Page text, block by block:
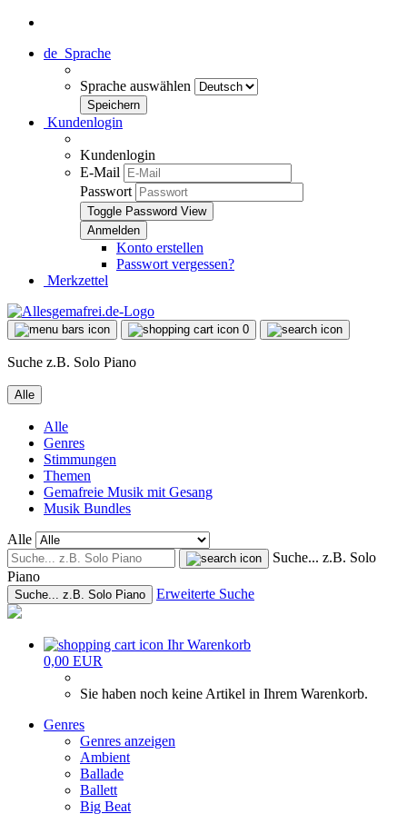
de Sprache
Sprache auswählen
Kundenlogin
Kundenlogin
E-Mail
Passwort
Toggle Password View
Konto erstellen
Passwort vergessen?
Merkzettel
0
Suche z.B. Solo Piano
Alle
Alle
Genres
Stimmungen
Themen
Gemafreie Musik mit Gesang
Musik Bundles
Alle
Suche... z.B. Solo
Piano
Suche... z.B. Solo Piano Erweiterte Suche
Ihr Warenkorb
0,00 EUR
Sie haben noch keine Artikel in Ihrem Warenkorb.
Genres
Genres anzeigen
Ambient
Ballade
Ballett
Big Beat